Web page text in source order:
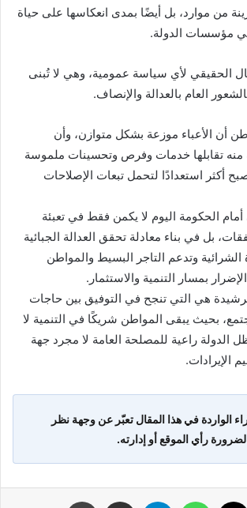
من موارد، بل أيضًا بمدى انعكاسها على حياة
مؤسسات الدولة.
الحقيقي لأي سياسة عمومية، وهي لا تُبنى
العام بالعدالة والإنصاف.
أن الأعباء موزعة بشكل متوازن، وأن
منه تقابلها خدمات وفرص وتحسينات ملموسة
أكثر استعدادًا لتحمل تبعات الإصلاحات
الحكومة اليوم لا يكمن فقط في تعبئة
بل في بناء معادلة تحقق العدالة الجبائية
وتدعم التاجر البسيط والمواطن
بمسار التنمية والاستثمار.
هي التي تنجح في التوفيق بين حاجات
بحيث يبقى المواطن شريكًا في التنمية لا
الدولة راعية للمصلحة العامة لا مجرد جهة
الإيرادات.
الواردة في هذا المقال تعبّر عن وجهة نظر
رأي الموقع أو إدارته.
واتساب تيلقرام مشاركة عبر البريد